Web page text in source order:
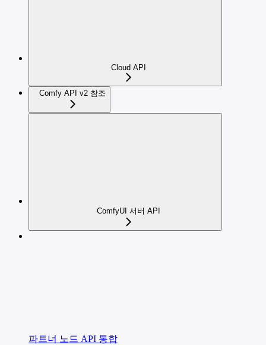
Cloud API
Comfy API v2 참조
ComfyUI 서버 API
파트너 노드 API 통합